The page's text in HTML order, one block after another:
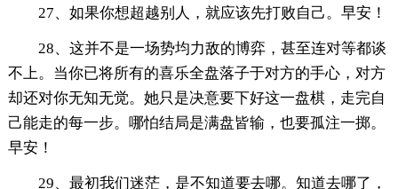
27、如果你想超越别人，就应该先打败自己。早安！
28、这并不是一场势均力敌的博弈，甚至连对等都谈
不上。当你已将所有的喜乐全盘落子于对方的手心，对方
却还对你无知无觉。她只是决意要下好这一盘棋，走完自
己能走的每一步。哪怕结局是满盘皆输，也要孤注一掷。
早安！
29、最初我们迷茫，是不知道要去哪。知道去哪了，